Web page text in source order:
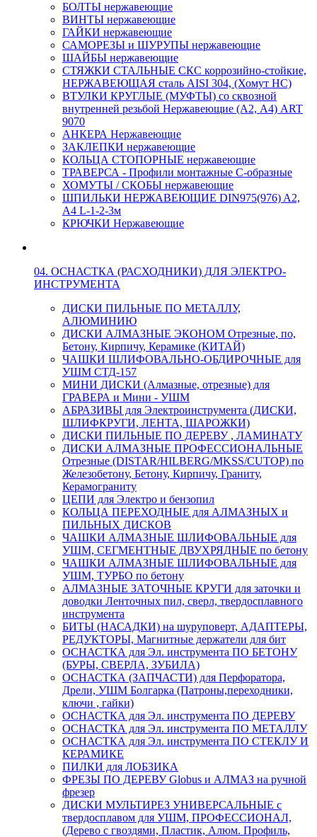
БОЛТЫ нержавеющие
ВИНТЫ нержавеющие
ГАЙКИ нержавеющие
САМОРЕЗЫ и ШУРУПЫ нержавеющие
ШАЙБЫ нержавеющие
СТЯЖКИ СТАЛЬНЫЕ СКС коррозийно-стойкие,
НЕРЖАВЕЮЩАЯ сталь AISI 304, (Хомут НС)
ВТУЛКИ КРУГЛЫЕ (МУФТЫ) со сквозной
внутренней резьбой Нержавеющие (А2, А4) ART
9070
АНКЕРА Нержавеющие
ЗАКЛЕПКИ нержавеющие
КОЛЬЦА СТОПОРНЫЕ нержавеющие
ТРАВЕРСА - Профили монтажные С-образные
ХОМУТЫ / СКОБЫ нержавеющие
ШПИЛЬКИ НЕРЖАВЕЮЩИЕ DIN975(976) A2,
А4 L-1-2-3м
КРЮЧКИ Нержавеющие
04. ОСНАСТКА (РАСХОДНИКИ) ДЛЯ ЭЛЕКТРО-
ИНСТРУМЕНТА
ДИСКИ ПИЛЬНЫЕ ПО МЕТАЛЛУ,
АЛЮМИНИЮ
ДИСКИ АЛМАЗНЫЕ ЭКОНОМ Отрезные, по,
Бетону, Кирпичу, Керамике (КИТАЙ)
ЧАШКИ ШЛИФОВАЛЬНО-ОБДИРОЧНЫЕ для
УШМ СТД-157
МИНИ ДИСКИ (Алмазные, отрезные) для
ГРАВЕРА и Мини - УШМ
АБРАЗИВЫ для Электроинструмента (ДИСКИ,
ШЛИФКРУГИ, ЛЕНТА, ШАРОЖКИ)
ДИСКИ ПИЛЬНЫЕ ПО ДЕРЕВУ , ЛАМИНАТУ
ДИСКИ АЛМАЗНЫЕ ПРОФЕССИОНАЛЬНЫЕ
Отрезные (DISTAR/HILBERG/MKSS/CUTOP) по
Железобетону, Бетону, Кирпичу, Граниту,
Керамограниту
ЦЕПИ для Электро и бензопил
КОЛЬЦА ПЕРЕХОДНЫЕ для АЛМАЗНЫХ и
ПИЛЬНЫХ ДИСКОВ
ЧАШКИ АЛМАЗНЫЕ ШЛИФОВАЛЬНЫЕ для
УШМ, СЕГМЕНТНЫЕ ДВУХРЯДНЫЕ по бетону
ЧАШКИ АЛМАЗНЫЕ ШЛИФОВАЛЬНЫЕ для
УШМ, ТУРБО по бетону
АЛМАЗНЫЕ ЗАТОЧНЫЕ КРУГИ для заточки и
доводки Ленточных пил, сверл, твердосплавного
инструмента
БИТЫ (НАСАДКИ) на шуруповерт, АДАПТЕРЫ,
РЕДУКТОРЫ, Магнитные держатели для бит
ОСНАСТКА для Эл. инструмента ПО БЕТОНУ
(БУРЫ, СВЕРЛА, ЗУБИЛА)
ОСНАСТКА (ЗАПЧАСТИ) для Перфоратора,
Дрели, УШМ Болгарка (Патроны,переходники,
ключи , гайки)
ОСНАСТКА для Эл. инструмента ПО ДЕРЕВУ
ОСНАСТКА для Эл. инструмента ПО МЕТАЛЛУ
ОСНАСТКА для Эл. инструмента ПО СТЕКЛУ И
КЕРАМИКЕ
ПИЛКИ для ЛОБЗИКА
ФРЕЗЫ ПО ДЕРЕВУ Globus и АЛМАЗ на ручной
фрезер
ДИСКИ МУЛЬТИРЕЗ УНИВЕРСАЛЬНЫЕ с
твердосплавом для УШМ, ПРОФЕССИОНАЛ,
(Дерево с гвоздями, Пластик, Алюм. Профиль,